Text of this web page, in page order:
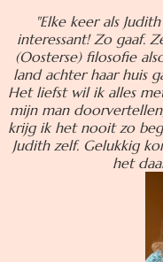
"Elke keer als
interessant! Zo gaaf.
(Oosterse) filosofie
land achter haar huis
Het liefst wil ik alles
mijn man
krijg ik het nooit zo
Judith zelf. Gelukkig
het